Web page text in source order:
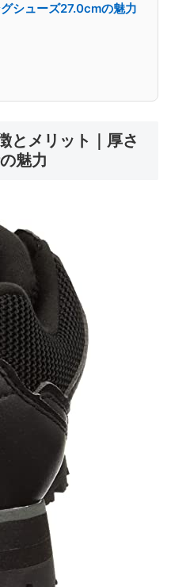
シューズ27.0cmの魅力
とメリット｜厚さ
魅力